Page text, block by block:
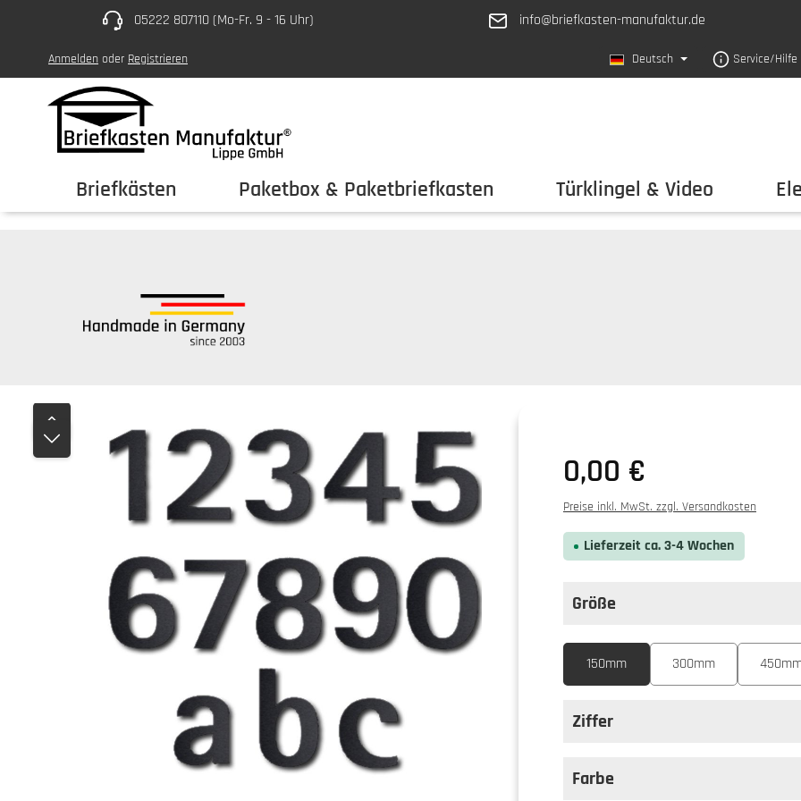
Hauptinhalt springen
Zur Hauptnavigation springen05222 807110 (Mo-Fr. 9 - 16 Uhr) info@briefkasten-manufaktur.de
Anmelden oder Registrieren Deutsch Service/Hilfe
Briefkästen Paketbox & Paketbriefkasten Türklingel & Video
Bildergalerie überspringen
0,00 €
Preise inkl. MwSt. zzgl. Versandkosten
Lieferzeit ca. 3-4 Wochen
Größe
Größeauswählen
150mm 300mm
Ziffer
Farbe